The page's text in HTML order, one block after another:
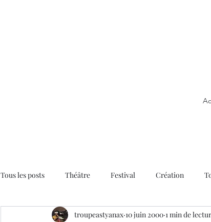
Tous les posts Théâtre Festival Création
Astyaviocques Musique
troupeastyanax 10 juin 2000 1 min de